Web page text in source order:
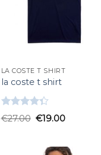
LA COSTE T SHIRT
la coste t shirt
Valutato
4.33 su 5
€27.00 €19.00